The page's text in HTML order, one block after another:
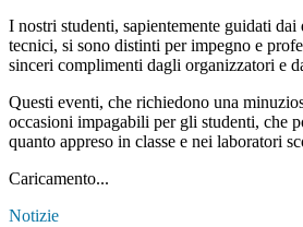
I nostri studenti, sapientemente guidati dai
tecnici, si sono distinti per impegno e
sinceri complimenti dagli organizzatori e
Questi eventi, che richiedono una
occasioni impagabili per gli studenti, che
quanto appreso in classe e nei laboratori
Caricamento...
Notizie